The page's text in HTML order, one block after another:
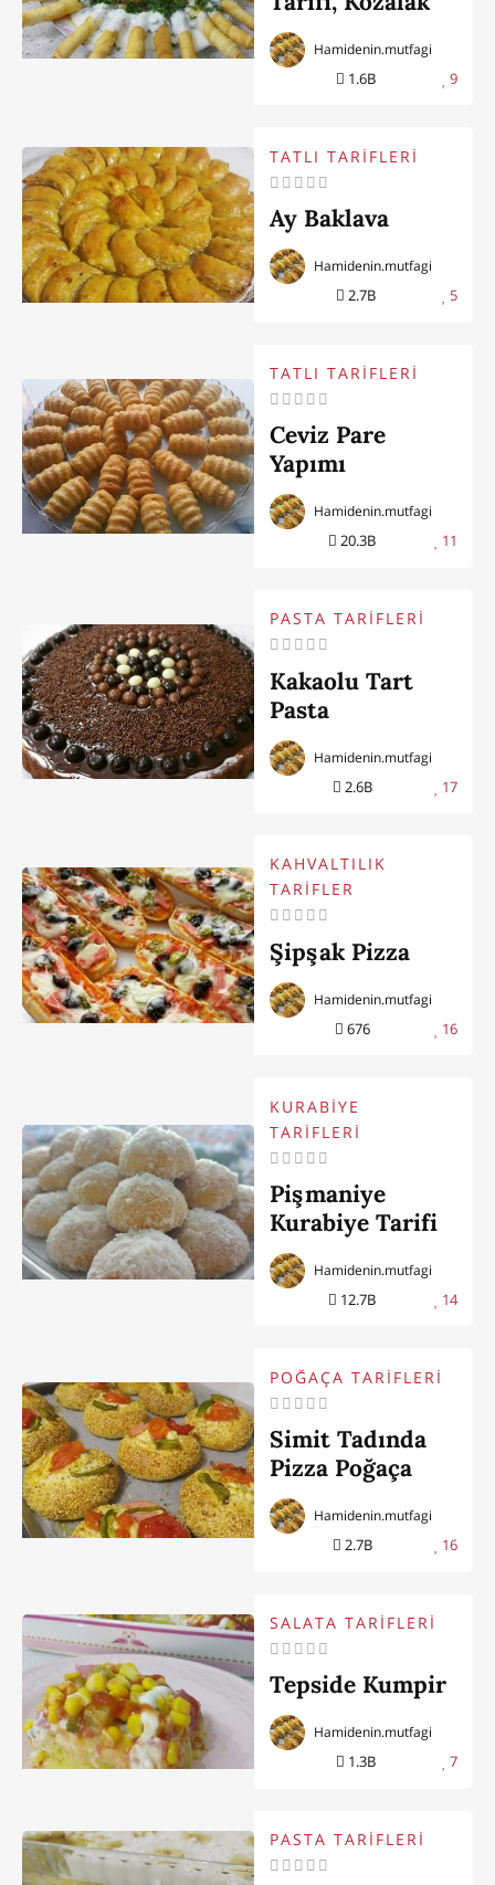
Mantı Nasıl
Yapılır
1.6B 9
Hamidenin.mutfagi
TATLI TARİFLERİ
Ay Baklava
2.7B 5
Hamidenin.mutfagi
TATLI TARİFLERİ
Ceviz Pare
Yapımı
20.3B 11
Hamidenin.mutfagi
PASTA TARİFLERİ
Kakaolu Tart
Pasta
2.6B 17
Hamidenin.mutfagi
KAHVALTILIK
TARİFLER
Şipşak Pizza
676 16
Hamidenin.mutfagi
KURABİYE
TARİFLERİ
Pişmaniye
Kurabiye Tarifi
12.7B 14
Hamidenin.mutfagi
POĞAÇA TARİFLERİ
Simit Tadında
Pizza Poğaça
2.7B 16
Hamidenin.mutfagi
SALATA TARİFLERİ
Tepside Kumpir
1.3B 7
Hamidenin.mutfagi
PASTA TARİFLERİ